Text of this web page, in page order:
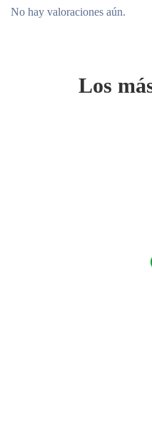
No hay valoraciones aún.
Los